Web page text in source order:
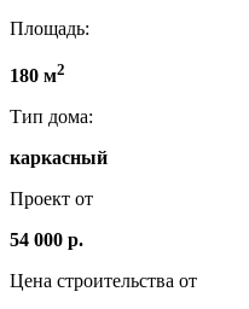
Площадь:
180 м2
Тип дома:
каркасный
Проект от
54 000 р.
Цена строительства от